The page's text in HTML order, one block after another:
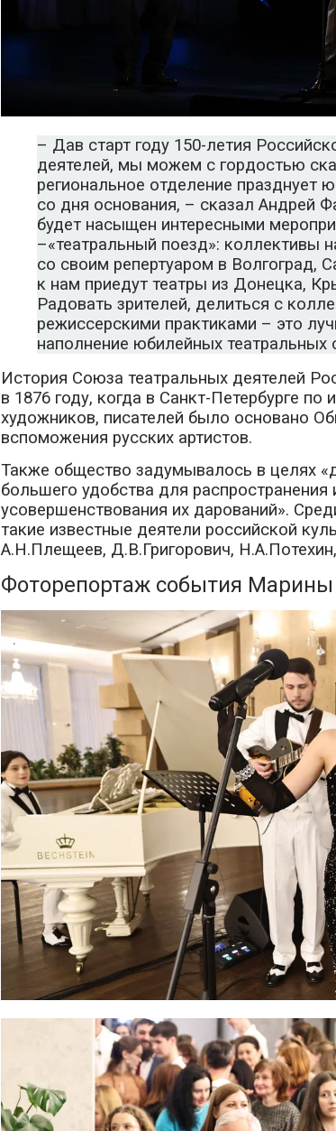
– Дав старт году 150-летия
деятелей, мы можем с гордостью
региональное отделение празднует
со дня основания, – сказал Андрей
будет насыщен интересными
–«театральный поезд»: коллективы
со своим репертуаром в Волгоград,
к нам приедут театры из Донецка,
Радовать зрителей, делиться с
режиссерскими практиками – это
наполнение юбилейных театральных
История Союза театральных деятелей
в 1876 году, когда в Санкт-Петербурге по
художников, писателей было основано
вспоможения русских артистов.
Также общество задумывалось в целях
большего удобства для распространения
усовершенствования их дарований».
такие известные деятели российской
А.Н.Плещеев, Д.В.Григорович,
Фоторепортаж события